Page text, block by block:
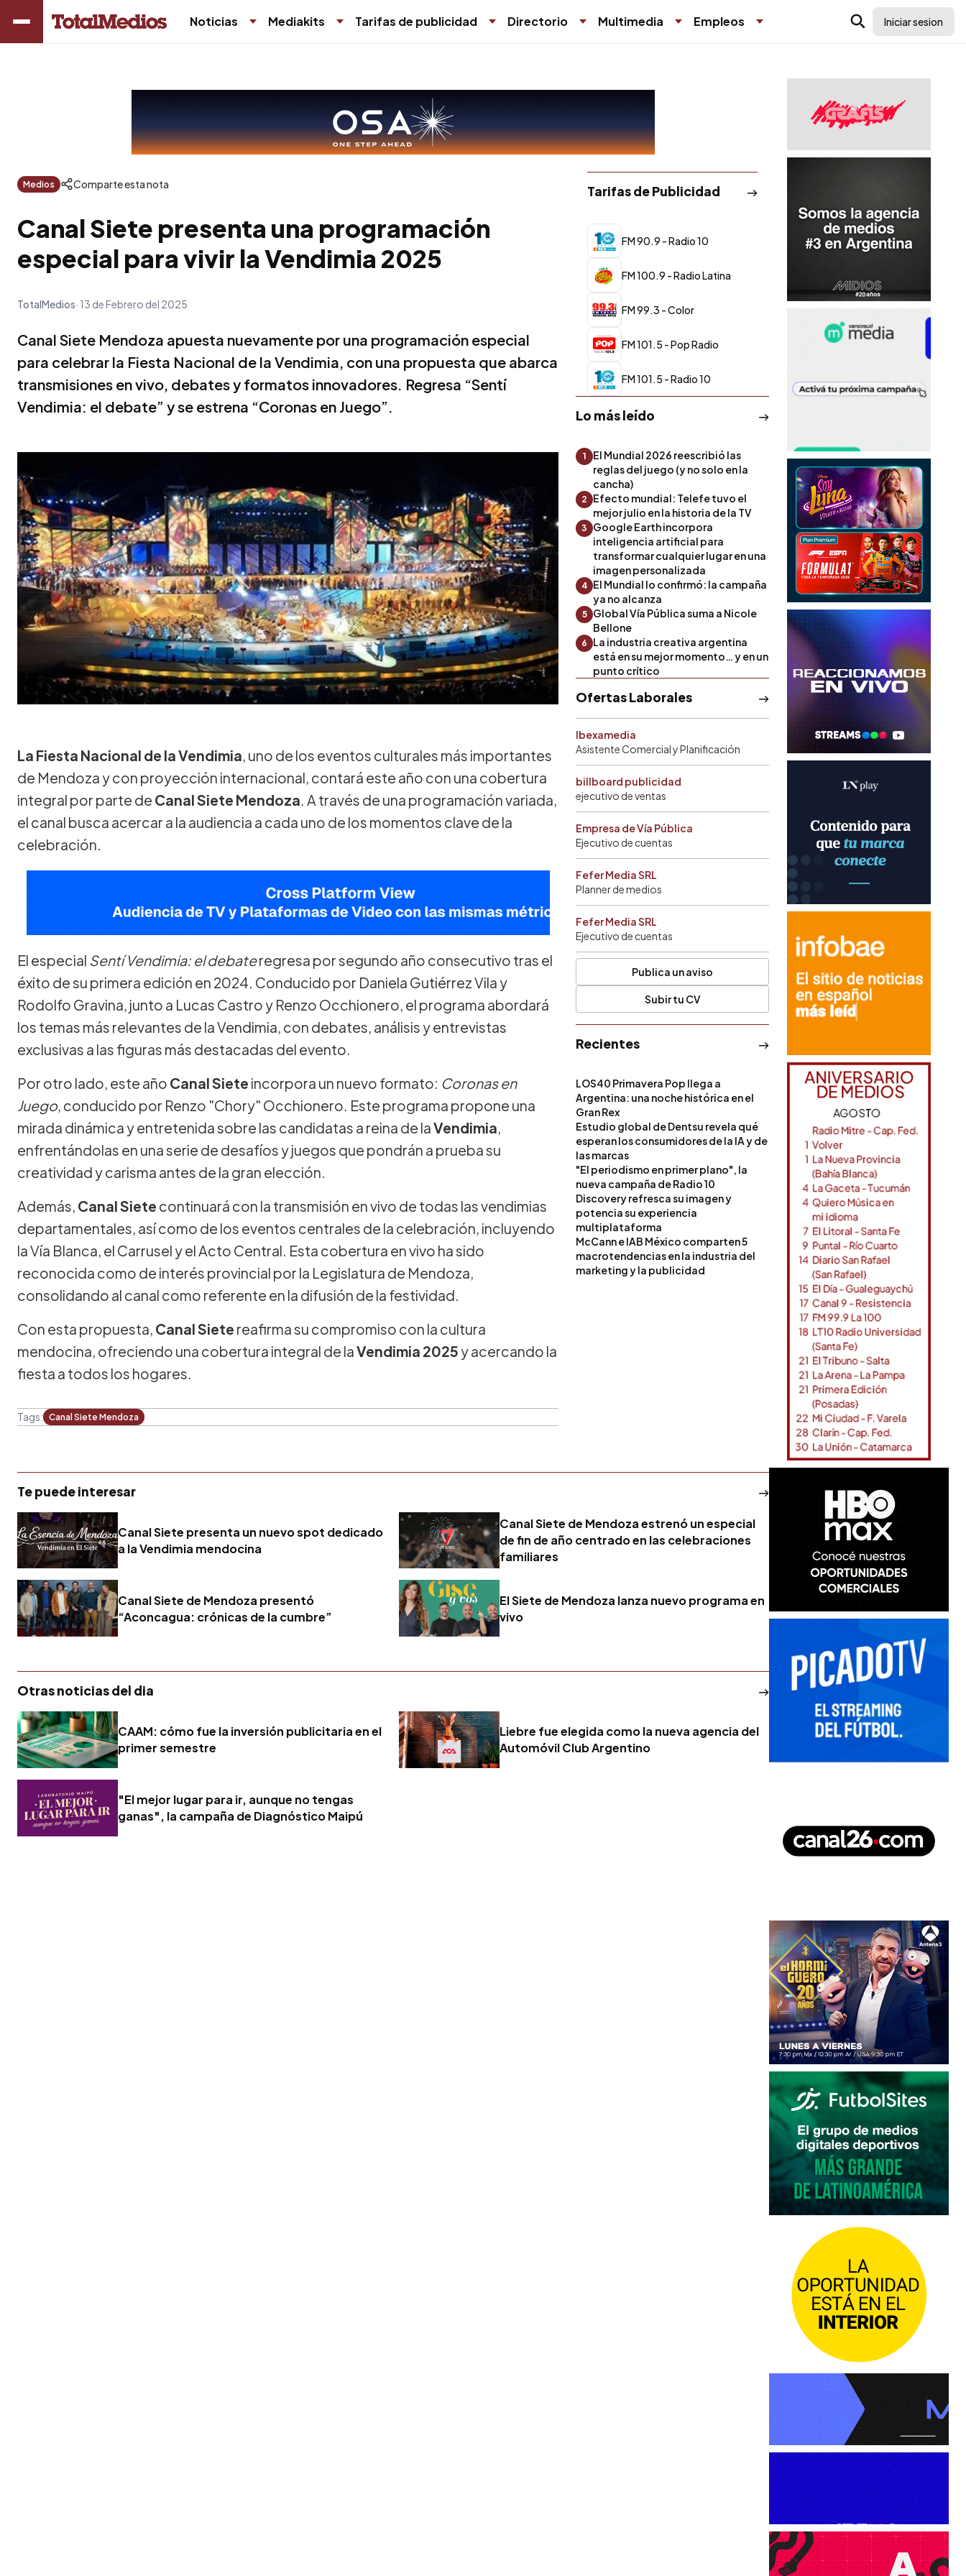
Noticias Mediakits Tarifas de publicidad Directorio Multimedia Empleos Iniciar sesion
Medios Comparte esta nota
Canal Siete presenta una programación
especial para vivir la Vendimia 2025
TotalMedios 13 de Febrero del 2025
Canal Siete Mendoza apuesta nuevamente por una programación especial
para celebrar la Fiesta Nacional de la Vendimia, con una propuesta que abarca
transmisiones en vivo, debates y formatos innovadores. Regresa “Sentí
Vendimia: el debate” y se estrena “Coronas en Juego”.
La Fiesta Nacional de la Vendimia, uno de los eventos culturales más importantes
de Mendoza y con proyección internacional, contará este año con una cobertura
integral por parte de Canal Siete Mendoza. A través de una programación variada,
el canal busca acercar a la audiencia a cada uno de los momentos clave de la
celebración.
El especial Sentí Vendimia: el debateregresa por segundo año consecutivo tras el
éxito de su primera edición en 2024. Conducido por Daniela Gutiérrez Vila y
Rodolfo Gravina, junto a Lucas Castro y Renzo Occhionero, el programa abordará
los temas más relevantes de la Vendimia, con debates, análisis y entrevistas
exclusivas a las figuras más destacadas del evento.
Por otro lado, este año Canal Siete incorpora un nuevo formato: Coronas en
Juego, conducido por Renzo "Chory" Occhionero. Este programa propone una
mirada dinámica y entretenida sobre las candidatas a reina de laVendimia,
enfrentándolas en una serie de desafíos y juegos que pondrán a prueba su
creatividad y carisma antes de la gran elección.
Además, Canal Siete continuará con la transmisión en vivo de todas las vendimias
departamentales, así como de los eventos centrales de la celebración, incluyendo
la Vía Blanca, el Carrusel y el Acto Central. Esta cobertura en vivo ha sido
reconocida como de interés provincial por la Legislatura de Mendoza,
consolidando al canal como referente en la difusión de la festividad.
Con esta propuesta, Canal Siete reafirma su compromiso con la cultura
mendocina, ofreciendo una cobertura integral de laVendimia 2025 y acercando la
fiesta a todos los hogares.
Tags: Canal Siete Mendoza
Tarifas de Publicidad
FM 90.9 - Radio 10
FM 100.9 - Radio Latina
FM 99.3 - Color
FM 101.5 - Pop Radio
FM 101.5 - Radio 10
Lo más leído
1
El Mundial 2026 reescribió las
reglas del juego (y no solo en la
cancha)
2
Efecto mundial: Telefe tuvo el
mejor julio en la historia de la TV
3
Google Earth incorpora
inteligencia artificial para
transformar cualquier lugar en una
imagen personalizada
4 El Mundial lo confirmó: la campaña
ya no alcanza
5
Global Vía Pública suma a Nicole
Bellone
6
La industria creativa argentina
está en su mejor momento… y en un
punto crítico
Ofertas Laborales
Ibexamedia
Asistente Comercial y Planificación
billboard publicidad
ejecutivo de ventas
Empresa de Vía Pública
Ejecutivo de cuentas
Fefer Media SRL
Planner de medios
Fefer Media SRL
Ejecutivo de cuentas
Publica un aviso
Subir tu CV
Recientes
LOS40 Primavera Pop llega a
Argentina: una noche histórica en el
Gran Rex
Estudio global de Dentsu revela qué
esperan los consumidores de la IA y de
las marcas
"El periodismo en primer plano", la
nueva campaña de Radio 10
Discovery refresca su imagen y
potencia su experiencia
multiplataforma
McCann e IAB México comparten 5
macrotendencias en la industria del
marketing y la publicidad
Te puede interesar
Canal Siete presenta un nuevo spot dedicado
a la Vendimia mendocina
Canal Siete de Mendoza estrenó un especial
de fin de año centrado en las celebraciones
familiares
Canal Siete de Mendoza presentó
“Aconcagua: crónicas de la cumbre”
El Siete de Mendoza lanza nuevo programa en
vivo
Otras noticias del dia
CAAM: cómo fue la inversión publicitaria en el
primer semestre
Liebre fue elegida como la nueva agencia del
Automóvil Club Argentino
"El mejor lugar para ir, aunque no tengas
ganas", la campaña de Diagnóstico Maipú